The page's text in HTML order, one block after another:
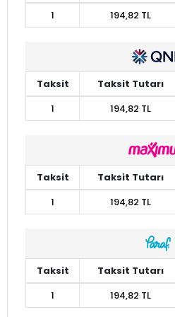
1 194,82 TL
Taksit Taksit Tutarı
1
194,82 TL
Taksit Taksit Tutarı
1
194,82 TL
Taksit Taksit Tutarı
1
194,82 TL